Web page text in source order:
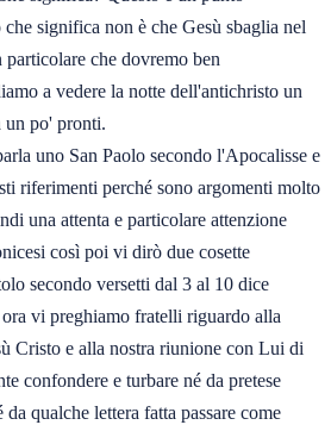
significa non è che Gesù sbaglia nel
particolare che dovremo ben
a vedere la notte dell'antichristo un
un po' pronti.
uno San Paolo secondo l'Apocalisse e
riferimenti perché sono argomenti molto
una attenta e particolare attenzione
così poi vi dirò due cosette
secondo versetti dal 3 al 10 dice
vi preghiamo fratelli riguardo alla
Cristo e alla nostra riunione con Lui di
confondere e turbare né da pretese
qualche lettera fatta passare come